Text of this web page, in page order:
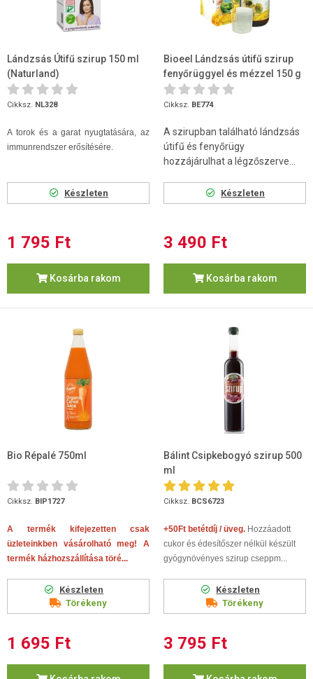
Lándzsás Útifű szirup 150 ml
(Naturland)
Cikksz. NL328
A torok és a garat nyugtatására, az
immunrendszer erősítésére.
Készleten
1 795 Ft
Kosárba rakom
Bioeel Lándzsás útifű szirup
fenyőrüggyel és mézzel 150 g
Cikksz. BE774
A szirupban található lándzsás
útifű és fenyőrügy
hozzájárulhat a légzőszerve...
Készleten
3 490 Ft
Kosárba rakom
Bio Répalé 750ml
Cikksz. BIP1727
A termék kifejezetten csak
üzleteinkben vásárolható meg! A
termék házhozszállítása töré...
Készleten
Törékeny
1 695 Ft
Bálint Csipkebogyó szirup 500
ml
Cikksz. BCS6723
+50Ft betétdíj / üveg. Hozzáadott
cukor és édesítőszer nélkül készült
gyógynövényes szirup cseppm...
Készleten
Törékeny
3 795 Ft